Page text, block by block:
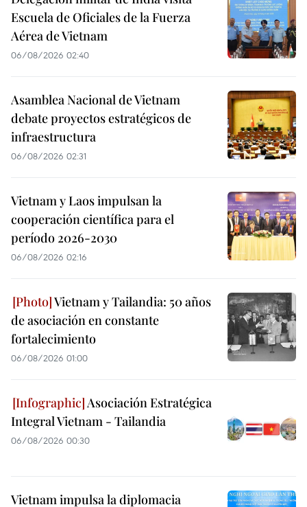
Escuela de Oficiales de la Fuerza
Aérea de Vietnam
06/08/2026 02:40
Asamblea Nacional de Vietnam
debate proyectos estratégicos de
infraestructura
06/08/2026 02:31
Vietnam y Laos impulsan la
cooperación científica para el
período 2026-2030
06/08/2026 02:16
Vietnam y Tailandia: 50 años
de asociación en constante
fortalecimiento
06/08/2026 01:00
Asociación Estratégica
Integral Vietnam - Tailandia
06/08/2026 00:30
Vietnam impulsa la diplomacia